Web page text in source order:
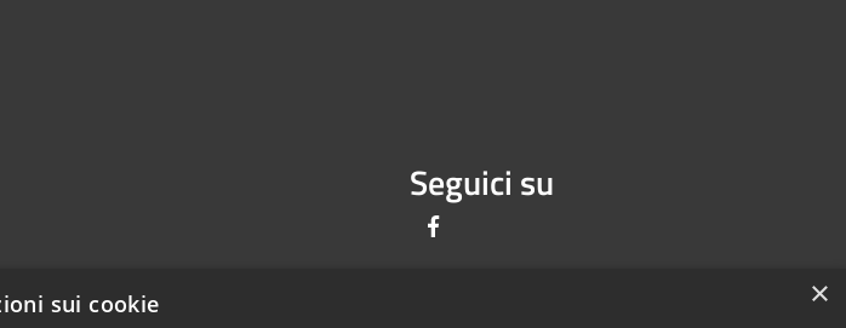
Seguici su
×
sui cookie